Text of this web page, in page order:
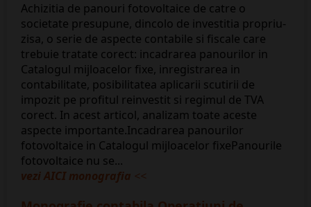
Achizitia de panouri fotovoltaice de catre o
societate presupune, dincolo de investitia propriu-
zisa, o serie de aspecte contabile si fiscale care
trebuie tratate corect: incadrarea panourilor in
Catalogul mijloacelor fixe, inregistrarea in
contabilitate, posibilitatea aplicarii scutirii de
impozit pe profitul reinvestit si regimul de TVA
corect. In acest articol, analizam toate aceste
aspecte importante.Incadrarea panourilor
fotovoltaice in Catalogul mijloacelor fixePanourile
fotovoltaice nu se...
vezi AICI monografia <<